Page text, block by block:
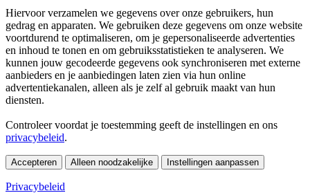
Hiervoor verzamelen we gegevens over onze gebruikers, hun
gedrag en apparaten. We gebruiken deze gegevens om onze website
voortdurend te optimaliseren, om je gepersonaliseerde advertenties
en inhoud te tonen en om gebruiksstatistieken te analyseren. We
kunnen jouw gecodeerde gegevens ook synchroniseren met externe
aanbieders en je aanbiedingen laten zien via hun online
advertentiekanalen, alleen als je zelf al gebruik maakt van hun
diensten.
Controleer voordat je toestemming geeft de instellingen en ons
privacybeleid.
Accepteren Alleen noodzakelijke Instellingen aanpassen
Privacybeleid